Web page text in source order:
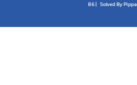
86 | Solved By Pippa